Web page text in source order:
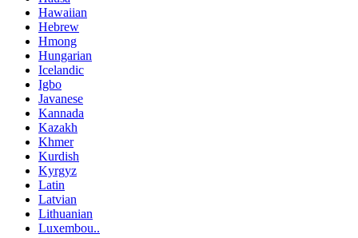
Hawaiian
Hebrew
Hmong
Hungarian
Icelandic
Igbo
Javanese
Kannada
Kazakh
Khmer
Kurdish
Kyrgyz
Latin
Latvian
Lithuanian
Luxembou..